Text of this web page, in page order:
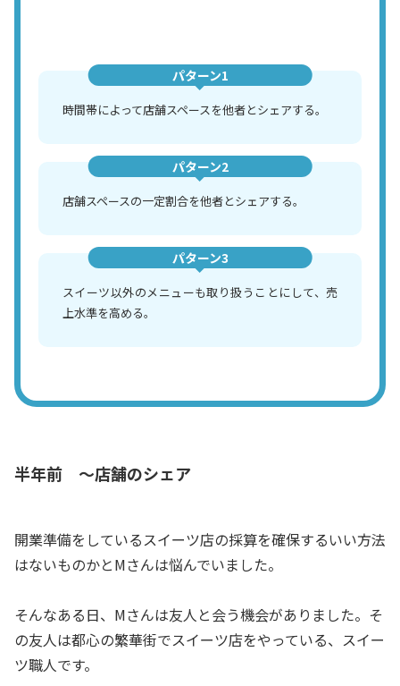
パターン1
時間帯によって店舗スペースを他者とシェアする。
パターン2
店舗スペースの一定割合を他者とシェアする。
パターン3
スイーツ以外のメニューも取り扱うことにして、売
上水準を高める。
半年前 ～店舗のシェア
開業準備をしているスイーツ店の採算を確保するいい方法
はないものかとMさんは悩んでいました。
そんなある日、Mさんは友人と会う機会がありました。そ
の友人は都心の繁華街でスイーツ店をやっている、スイー
ツ職人です。